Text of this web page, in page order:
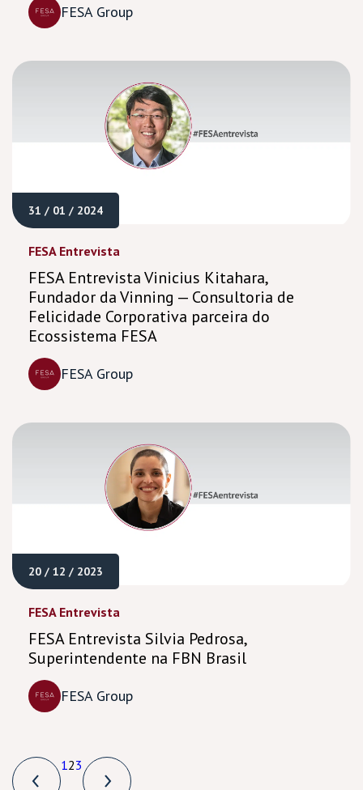
FESA Group
31 / 01 / 2024
FESA Entrevista
FESA Entrevista Vinicius Kitahara,
Fundador da Vinning — Consultoria de
Felicidade Corporativa parceira do
Ecossistema FESA
FESA Group
20 / 12 / 2023
FESA Entrevista
FESA Entrevista Silvia Pedrosa,
Superintendente na FBN Brasil
FESA Group
123